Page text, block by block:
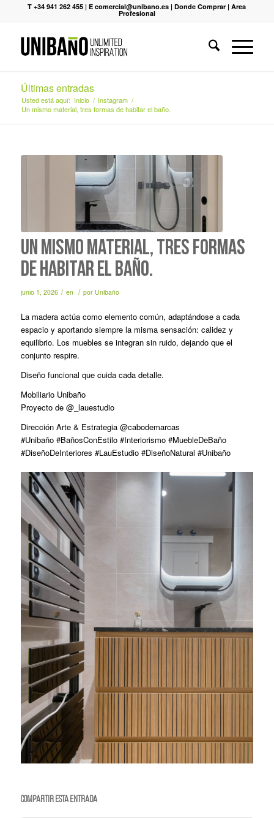
T +34 941 262 455 |E comercial@unibano.es |Donde Comprar |Area
Profesional
Últimas entradas
Usted está aquí: Inicio / Instagram /
Un mismo material, tres formas de habitar el baño.
Un mismo material, tres formas
de habitar el baño.
junio 1, 2026 / en / por Unibaño
La madera actúa como elemento común, adaptándose a cada
espacio y aportando siempre la misma sensación: calidez y
equilibrio. Los muebles se integran sin ruido, dejando que el
conjunto respire.
Diseño funcional que cuida cada detalle.
Mobiliario Unibaño
Proyecto de @_lauestudio
Dirección Arte & Estrategia @cabodemarcas
#Unibaño #BañosConEstilo #Interiorismo #MuebleDeBaño
#DiseñoDeInteriores #LauEstudio #DiseñoNatural #Unibaño
Compartir esta entrada